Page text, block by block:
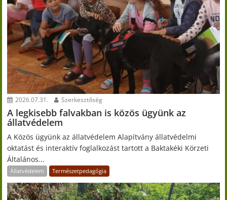
2026.07.31. Szerkesztőség
A legkisebb falvakban is közös ügyünk az
állatvédelem
A Közös ügyünk az állatvédelem Alapítvány állatvédelmi
oktatást és interaktív foglalkozást tartott a Baktakéki Körzeti
Általános...
Állatvédelem Természetpedagógia